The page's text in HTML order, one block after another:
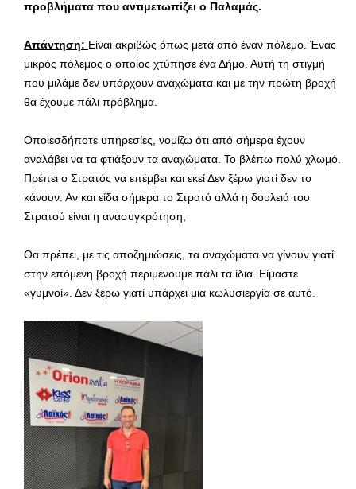
προβλήματα που αντιμετωπίζει ο Παλαμάς.
Απάντηση: Είναι ακριβώς όπως μετά από έναν πόλεμο. Ένας
μικρός πόλεμος ο οποίος χτύπησε ένα Δήμο. Αυτή τη στιγμή
που μιλάμε δεν υπάρχουν αναχώματα και με την πρώτη βροχή
θα έχουμε πάλι πρόβλημα.
Οποιεσδήποτε υπηρεσίες, νομίζω ότι από σήμερα έχουν
αναλάβει να τα φτιάξουν τα αναχώματα. Το βλέπω πολύ χλωμό.
Πρέπει ο Στρατός να επέμβει και εκεί Δεν ξέρω γιατί δεν το
κάνουν. Αν και είδα σήμερα το Στρατό αλλά η δουλειά του
Στρατού είναι η ανασυγκρότηση,
Θα πρέπει, με τις αποζημιώσεις, τα αναχώματα να γίνουν γιατί
στην επόμενη βροχή περιμένουμε πάλι τα ίδια. Είμαστε
«γυμνοί». Δεν ξέρω γιατί υπάρχει μια κωλυσιεργία σε αυτό.